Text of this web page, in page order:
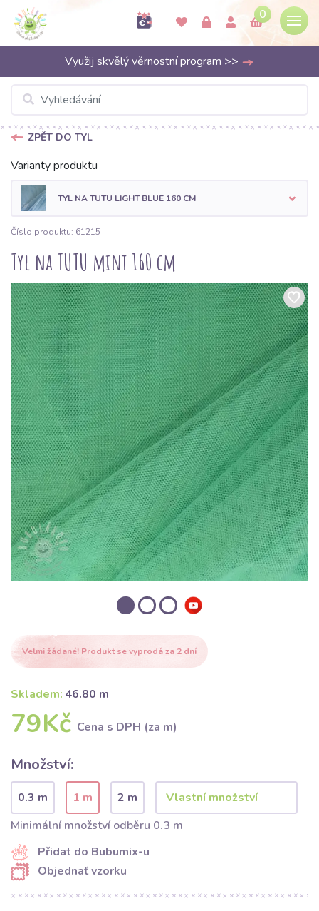
0
Využij skvělý věrnostní program >>
ZPĚT DO TYL
Varianty produktu
TYL NA TUTU LIGHT BLUE 160 CM
Číslo produktu: 61215
Tyl na TUTU mint 160 cm
Velmi žádané! Produkt se vyprodá za 2 dní
Skladem: 46.80 m
79Kč Cena s DPH (za m)
Množství:
0.3 m 1 m
2 m
Minimální množství odběru 0.3 m
Přidat do Bubumix-u
Objednať vzorku